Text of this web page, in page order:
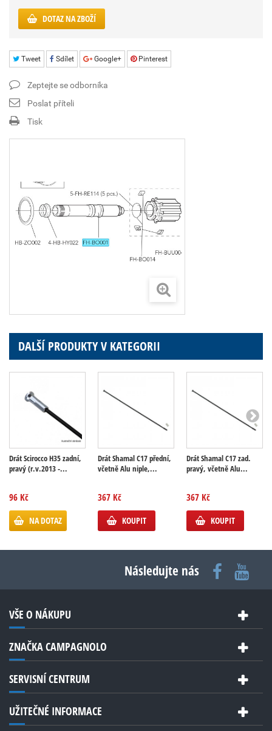
DOTAZ NA ZBOŽÍ
Tweet Sdílet Google+ Pinterest
Zeptejte se odborníka
Poslat příteli
Tisk
DALŠÍ PRODUKTY V KATEGORII
Drát Scirocco H35 zadní,
pravý (r.v.2013 -...
96 Kč
NA DOTAZ
Drát Shamal C17 přední,
včetně Alu niple,...
367 Kč
KOUPIT
Drát Shamal C17 zad.
pravý, včetně Alu...
367 Kč
KOUPIT
Následujte nás
VŠE O NÁKUPU
ZNAČKA CAMPAGNOLO
SERVISNÍ CENTRUM
UŽITEČNÉ INFORMACE